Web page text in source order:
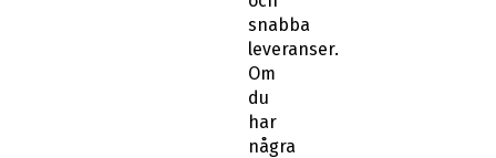
snabba
leveranser.
Om
du
har
några